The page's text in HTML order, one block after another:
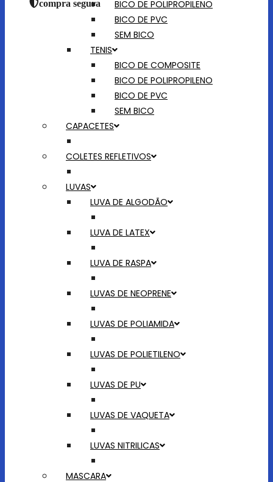
compra segura
BICO DE POLIPROPILENO
BICO DE PVC
SEM BICO
TENIS
BICO DE COMPOSITE
BICO DE POLIPROPILENO
BICO DE PVC
SEM BICO
CAPACETES
COLETES REFLETIVOS
LUVAS
LUVA DE ALGODÃO
LUVA DE LATEX
LUVA DE RASPA
LUVAS DE NEOPRENE
LUVAS DE POLIAMIDA
LUVAS DE POLIETILENO
LUVAS DE PU
LUVAS DE VAQUETA
LUVAS NITRILICAS
MASCARA